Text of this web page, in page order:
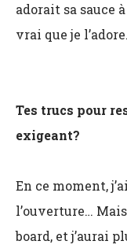
adorait sa sauce
vrai que je l’adore.
Tes trucs pour
exigeant?
En ce moment,
l’ouverture…
board, et j’aurai